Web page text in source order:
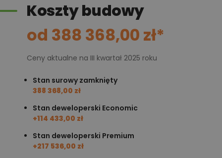
Koszty budowy
od 388 368,00 zł*
Ceny aktualne na III kwartał 2025 roku
Stan surowy zamknięty
388 368,00 zł
Stan deweloperski Economic
+114 433,00 zł
Stan deweloperski Premium
+217 536,00 zł